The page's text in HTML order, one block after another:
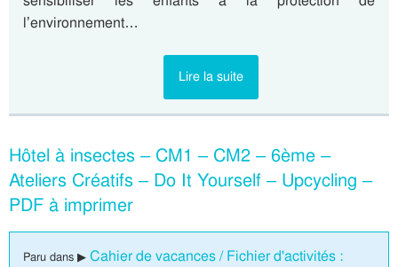
l’environnement…
Lire la suite
Hôtel à insectes – CM1 – CM2 – 6ème –
Ateliers Créatifs – Do It Yourself – Upcycling –
PDF à imprimer
Paru dans ▶ Cahier de vacances / Fichier d'activités :